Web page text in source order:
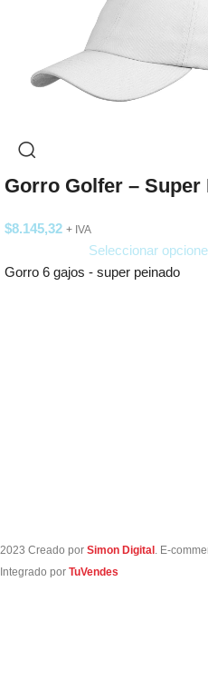
Gorro Golfer – Super
$8.145,32 + IVA
Seleccionar
Gorro 6 gajos - super peinado
2023 Creado por Simon Digital . E-
Integrado por TuVendes